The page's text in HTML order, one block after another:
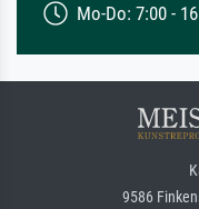
Mo-Do: 7:00 -
9586